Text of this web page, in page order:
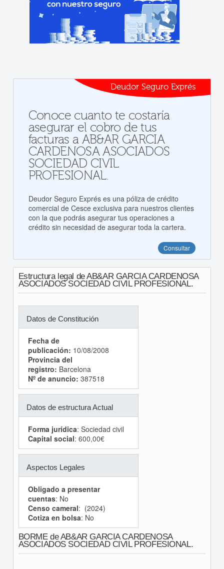
Deudor Seguro Exprés
Conoce cuanto te costaría
asegurar el cobro de tus
facturas a AB&AR GARCIA
CARDENOSA ASOCIADOS
SOCIEDAD CIVIL
PROFESIONAL.
Deudor Seguro Exprés es una póliza de crédito
comercial de Cesce exclusiva para nuestros clientes
con la que podrás asegurar tus operaciones a
crédito sin necesidad de asegurar toda la cartera.
Consultar
Estructura legal de AB&AR GARCIA CARDENOSA
ASOCIADOS SOCIEDAD CIVIL PROFESIONAL.
Datos de Constitución
Fecha de
publicación: 10/08/2008
Provincia del
registro: Barcelona
Nº de anuncio: 387518
Datos de estructura Actual
Forma jurídica: Sociedad civil
Capital social: 600,00€
Aspectos Legales
Obligado a presentar
cuentas: No
Censo cameral: (2024)
Cotiza en bolsa: No
BORME de AB&AR GARCIA CARDENOSA
ASOCIADOS SOCIEDAD CIVIL PROFESIONAL.